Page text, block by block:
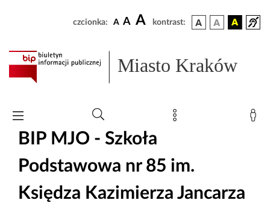
czcionka: A A A kontrast:
Miasto Kraków
BIP MJO - Szkoła
Podstawowa nr 85 im.
Księdza Kazimierza Jancarza